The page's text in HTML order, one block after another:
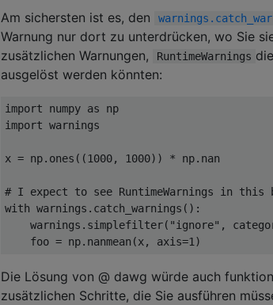
Am sichersten ist es, den
Warnung nur dort zu unterdrücken, wo Sie
zusätzlichen Warnungen,
RuntimeWarnings
ausgelöst werden könnten:
import numpy as
import warnings
x = np.ones((1000, 1000)) * np.nan
# I expect to see RuntimeWarnings in this
with warnings.catch_warnings():
    warnings.simplefilter(
"ignore" ,
    foo = np.nanmean(x, axis=
1
Die Lösung von @ dawg würde auch
zusätzlichen Schritte, die Sie ausführen